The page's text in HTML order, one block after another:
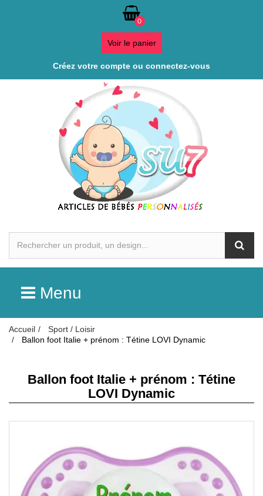
0
Voir le panier
Créez votre compte ou connectez-vous
Menu
Accueil
Sport / Loisir
Ballon foot Italie + prénom : Tétine LOVI Dynamic
Ballon foot Italie + prénom : Tétine
LOVI Dynamic